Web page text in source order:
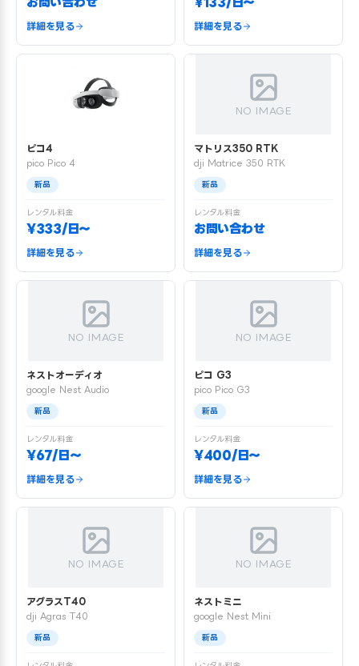
詳細を見る 詳細を見る
ピコ4
pico Pico 4
新品
レンタル料金
¥333/日〜
詳細を見る
NO IMAGE
マトリス350 RTK
dji Matrice 350 RTK
新品
レンタル料金
お問い合わせ
詳細を見る
NO IMAGE
ネストオーディオ
google Nest Audio
新品
レンタル料金
¥67/日〜
詳細を見る
NO IMAGE
ピコ G3
pico Pico G3
新品
レンタル料金
¥400/日〜
詳細を見る
NO IMAGE
アグラスT40
dji Agras T40
新品
NO IMAGE
ネストミニ
google Nest Mini
新品